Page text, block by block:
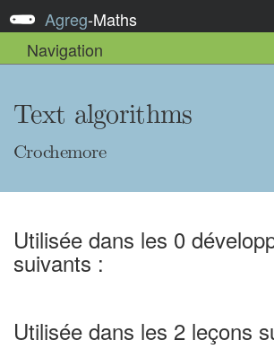
Agreg-Maths
Navigation
Text algorithms
Crochemore
Utilisée dans les 0
suivants :
Utilisée dans les 2 leçons